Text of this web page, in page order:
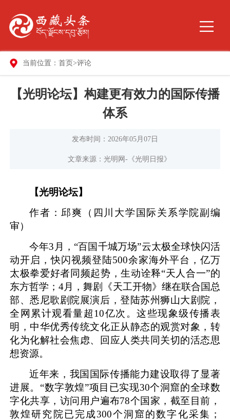
当前位置： 首页 >评论
【光明论坛】构建更有效力的国际传播
体系
发布时间：2026年05月07日
文章来源：光明网-《光明日报》
【光明论坛】
作者：邱爽（四川大学国际关系学院副编
审）
今年3月，“百国千城万场”云太极全球快闪活
动开启，快闪视频登陆500余家海外平台，亿万
太极拳爱好者同频起势，生动诠释“天人合一”的
东方哲学；4月，舞剧《天工开物》继在联合国总
部、悉尼歌剧院展演后，登陆苏州狮山大剧院，
全网累计观看量超10亿次。这些现象级传播表
明，中华优秀传统文化正从静态的观赏对象，转
化为化解社会焦虑、回应人类共同关切的活态思
想资源。
近年来，我国国际传播能力建设取得了显著
进展。“数字敦煌”项目已实现30个洞窟的全球数
字化共享，访问用户遍布78个国家，截至目前，
敦煌研究院已完成300个洞窟的数字化采集；